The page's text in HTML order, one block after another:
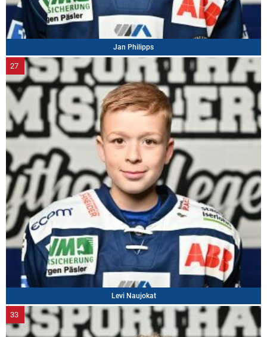
Jan Philipps
27
Levi Naujokat
33